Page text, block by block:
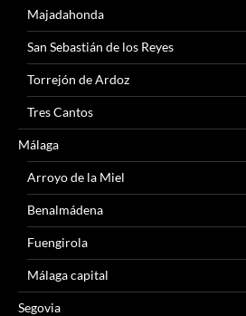
Majadahonda
San Sebastián de los Reyes
Torrejón de Ardoz
Tres Cantos
Málaga
Arroyo de la Miel
Benalmádena
Fuengirola
Málaga capital
Segovia